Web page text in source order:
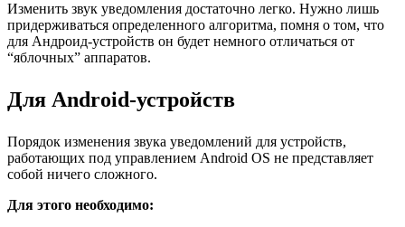
Изменить звук уведомления достаточно легко. Нужно лишь
придерживаться определенного алгоритма, помня о том, что
для Андроид-устройств он будет немного отличаться от
“яблочных” аппаратов.
Для Android-устройств
Порядок изменения звука уведомлений для устройств,
работающих под управлением Android OS не представляет
собой ничего сложного.
Для этого необходимо: